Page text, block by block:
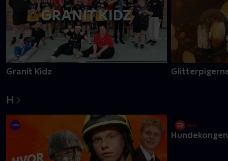
G
Granit Kidz